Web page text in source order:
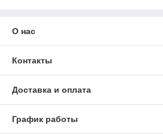
О нас
Контакты
Доставка и оплата
График работы